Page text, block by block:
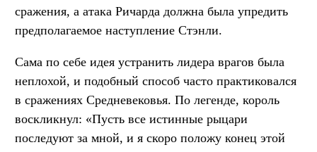
сражения, а атака Ричарда должна была упредить
предполагаемое наступление Стэнли.
Сама по себе идея устранить лидера врагов была
неплохой, и подобный способ часто практиковался
в сражениях Средневековья. По легенде, король
воскликнул: «Пусть все истинные рыцари
последуют за мной, и я скоро положу конец этой